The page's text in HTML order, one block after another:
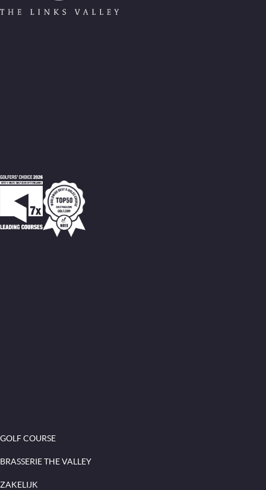
GOLF COURSE
BRASSERIE THE VALLEY
ZAKELIJK